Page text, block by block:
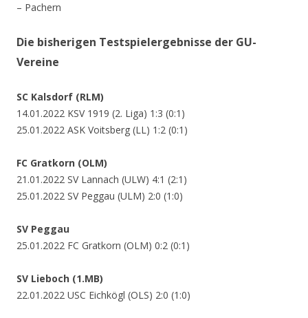
– Pachern
Die bisherigen Testspielergebnisse der GU-
Vereine
SC Kalsdorf (RLM)
14.01.2022 KSV 1919 (2. Liga) 1:3 (0:1)
25.01.2022 ASK Voitsberg (LL) 1:2 (0:1)
FC Gratkorn (OLM)
21.01.2022 SV Lannach (ULW) 4:1 (2:1)
25.01.2022 SV Peggau (ULM) 2:0 (1:0)
SV Peggau
25.01.2022 FC Gratkorn (OLM) 0:2 (0:1)
SV Lieboch (1.MB)
22.01.2022 USC Eichkögl (OLS) 2:0 (1:0)